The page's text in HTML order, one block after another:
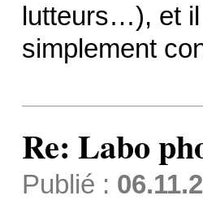
lutteurs…), et il
simplement
Re: Labo
Publié :